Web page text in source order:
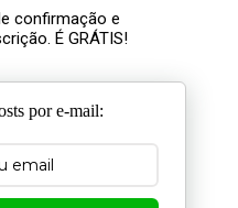
confirmação e
É GRÁTIS!
por e-mail: